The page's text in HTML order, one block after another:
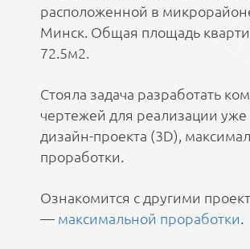
расположенной в
Минск. Общая площадь
72.5м2.
Стояла задача разработать
чертежей для реализации уже
дизайн-проекта (3D),
проработки.
Ознакомится с другими
— максимальной проработки.